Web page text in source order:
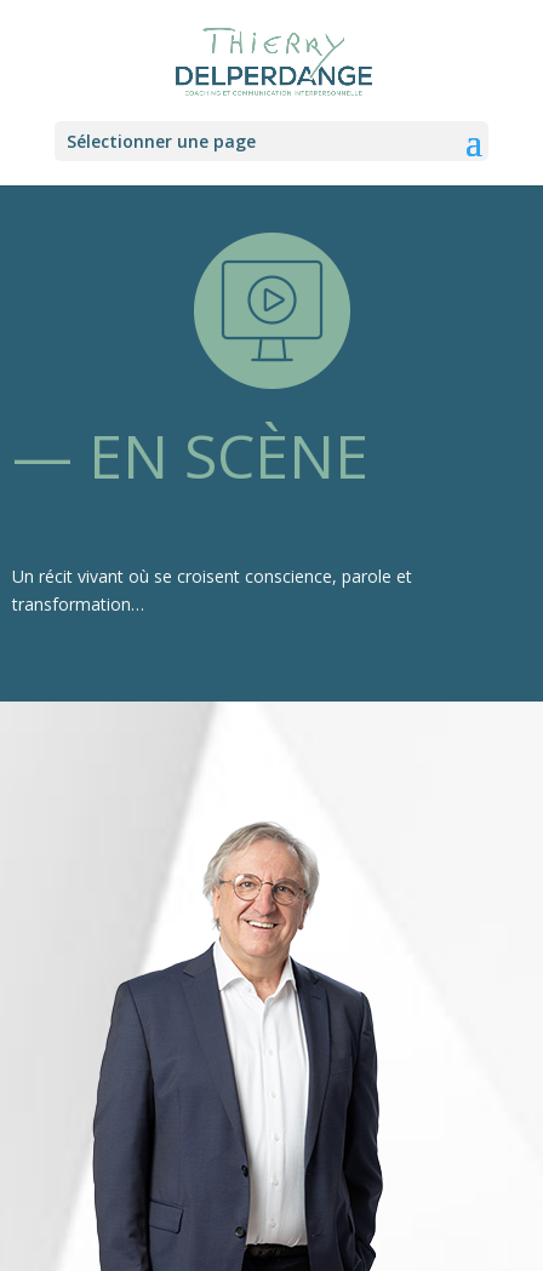
Sélectionner une page
— EN SCÈNE
Un récit vivant où se croisent conscience, parole et
transformation…